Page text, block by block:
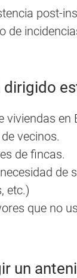
post-
de
dirigido
viviendas en
vecinos.
de fincas.
de
etc.)
que no
un